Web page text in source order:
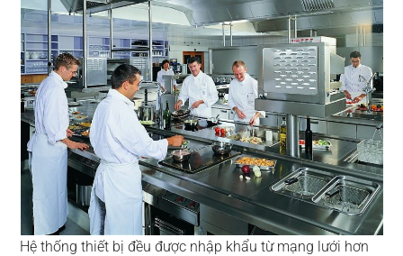
Hệ thống thiết bị đều được nhập khẩu từ mạng lưới hơn